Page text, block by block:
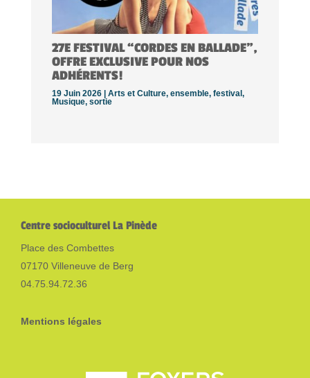
27E FESTIVAL “CORDES EN BALLADE”,
OFFRE EXCLUSIVE POUR NOS
ADHÉRENTS!
19 Juin 2026 | Arts et Culture, ensemble, festival ,
Musique, sortie
Centre socioculturel La Pinède
Place des Combettes
07170 Villeneuve de Berg
04.75.94.72.36
Mentions légales